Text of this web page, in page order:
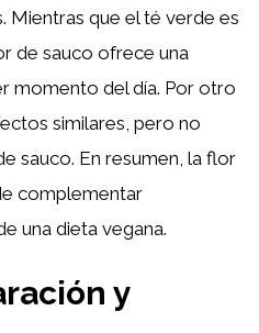
Mientras que el té verde es
de sauco ofrece una
momento del día. Por otro
similares, pero no
sauco. En resumen, la flor
complementar
una dieta vegana.
y